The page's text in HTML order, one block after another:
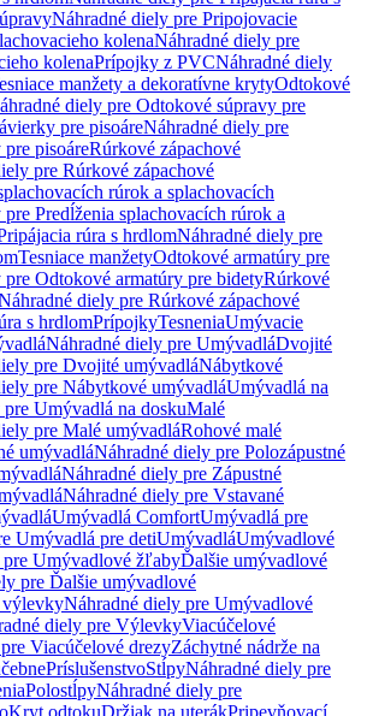
Náhradné diely pre Pripojovacie
kolenaNáhradné diely pre
kolenaPrípojky z PVCNáhradné diely
manžety a dekoratívne krytyOdtokové
diely pre Odtokové súpravy pre
pre pisoáreNáhradné diely pre
pisoáreRúrkové zápachové
pre Rúrkové zápachové
rúrok a splachovacích
Predĺženia splachovacích rúrok a
rúra s hrdlomNáhradné diely pre
Tesniace manžetyOdtokové armatúry pre
Odtokové armatúry pre bidetyRúrkové
diely pre Rúrkové zápachové
s hrdlomPrípojkyTesneniaUmývacie
Náhradné diely pre UmývadláDvojité
pre Dvojité umývadláNábytkové
pre Nábytkové umývadláUmývadlá na
Umývadlá na doskuMalé
pre Malé umývadláRohové malé
umývadláNáhradné diely pre Polozápustné
Náhradné diely pre Zápustné
Náhradné diely pre Vstavané
Umývadlá ComfortUmývadlá pre
Umývadlá pre detiUmývadláUmývadlové
pre Umývadlové žľabyĎalšie umývadlové
pre Ďalšie umývadlové
Náhradné diely pre Umývadlové
diely pre VýlevkyViacúčelové
Viacúčelové drezyZáchytné nádrže na
PríslušenstvoStĺpyNáhradné diely pre
PolostĺpyNáhradné diely pre
Kryt odtokuDržiak na uterákPripevňovací